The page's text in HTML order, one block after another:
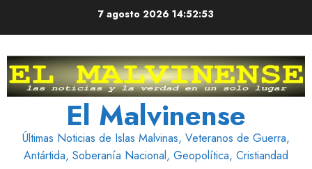
7 agosto 2026 14:52:54
El Malvinense
Últimas Noticias de Islas Malvinas, Veteranos de Guerra,
Antártida, Soberanía Nacional, Geopolítica, Cristiandad